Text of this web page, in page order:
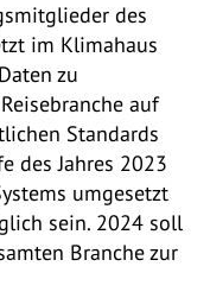
des
im Klimahaus
zu
auf
Standards
des Jahres 2023
umgesetzt
sein. 2024 soll
Branche zur